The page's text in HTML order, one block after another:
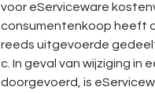
voor eServiceware
consumentenkoop heeft
reeds uitgevoerde
c. In geval van wijziging
doorgevoerd, is